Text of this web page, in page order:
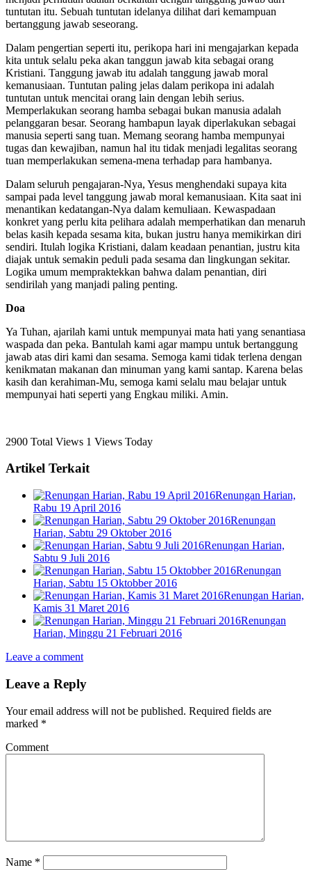
tuntutan itu. Sebuah tuntutan idelanya dilihat dari kemampuan
bertanggung jawab seseorang.
Dalam pengertian seperti itu, perikopa hari ini mengajarkan kepada
kita untuk selalu peka akan tanggun jawab kita sebagai orang
Kristiani. Tanggung jawab itu adalah tanggung jawab moral
kemanusiaan. Tuntutan paling jelas dalam perikopa ini adalah
tuntutan untuk mencitai orang lain dengan lebih serius.
Memperlakukan seorang hamba sebagai bukan manusia adalah
pelanggaran besar. Seorang hambapun layak diperlakukan sebagai
manusia seperti sang tuan. Memang seorang hamba mempunyai
tugas dan kewajiban, namun hal itu tidak menjadi legalitas seorang
tuan memperlakukan semena-mena terhadap para hambanya.
Dalam seluruh pengajaran-Nya, Yesus menghendaki supaya kita
sampai pada level tanggung jawab moral kemanusiaan. Kita saat ini
menantikan kedatangan-Nya dalam kemuliaan. Kewaspadaan
konkret yang perlu kita pelihara adalah memperhatikan dan menaruh
belas kasih kepada sesama kita, bukan justru hanya memikirkan diri
sendiri. Itulah logika Kristiani, dalam keadaan penantian, justru kita
diajak untuk semakin peduli pada sesama dan lingkungan sekitar.
Logika umum mempraktekkan bahwa dalam penantian, diri
sendirilah yang manjadi paling penting.
Doa
Ya Tuhan, ajarilah kami untuk mempunyai mata hati yang senantiasa
waspada dan peka. Bantulah kami agar mampu untuk bertanggung
jawab atas diri kami dan sesama. Semoga kami tidak terlena dengan
kenikmatan makanan dan minuman yang kami santap. Karena belas
kasih dan kerahiman-Mu, semoga kami selalu mau belajar untuk
mempunyai hati seperti yang Engkau miliki. Amin.
2900 Total Views 1 Views Today
Artikel Terkait
Renungan Harian,
Rabu 19 April 2016
Renungan
Harian, Sabtu 29 Oktober 2016
Renungan Harian,
Sabtu 9 Juli 2016
Renungan
Harian, Sabtu 15 Oktobber 2016
Renungan Harian,
Kamis 31 Maret 2016
Renungan
Harian, Minggu 21 Februari 2016
Leave a comment
Leave a Reply
Your email address will not be published. Required fields are
marked *
Comment
Name *